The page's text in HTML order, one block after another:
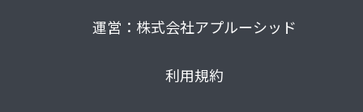
運営：株式会社アプルーシッド
利用規約